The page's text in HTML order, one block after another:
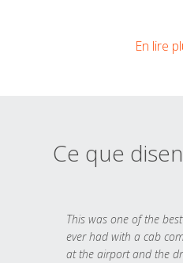
En lire
Ce que
This was one of the
ever had with a cab
at the airport and the